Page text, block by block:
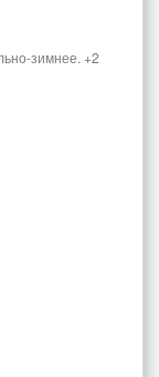
зимнее. +2